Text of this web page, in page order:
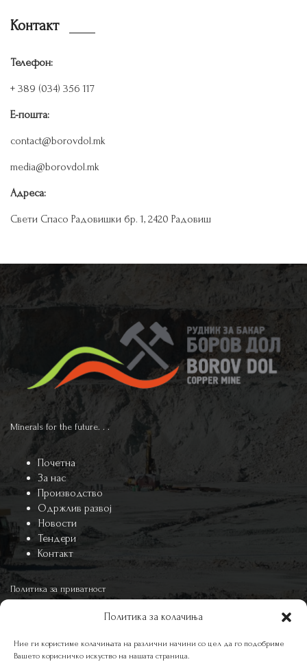
Политика за колачиња
Ние ги користиме колачињата на различни начини со цел да го подобриме
Вашето корисничко искуство на нашата страница.
Контакт
Телефон:
+ 389 (034) 356 117
Е-пошта:
contact@borovdol.mk
media@borovdol.mk
Адреса:
Cвети Спасо Радовишки бр. 1, 2420 Радовиш
Minerals for the future. . .
Почетна
За нас
Производство
Одржлив развој
Новости
Тендери
Контакт
Политика за приватност